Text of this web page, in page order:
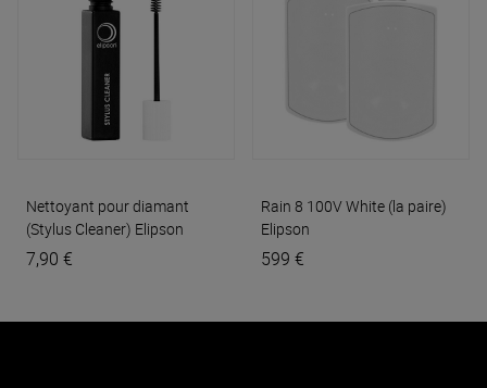
Nettoyant pour diamant
(Stylus Cleaner) Elipson
7,90 €
Rain 8 100V White (la paire)
Elipson
599 €